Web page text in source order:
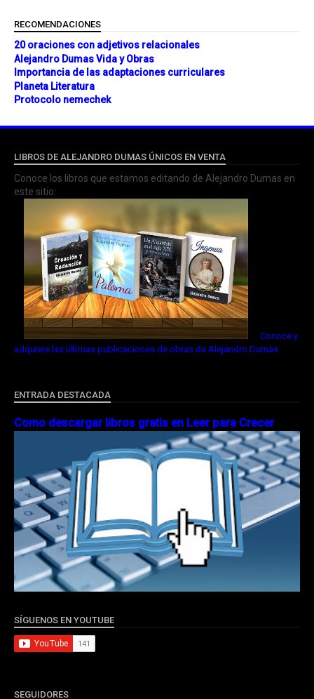
RECOMENDACIONES
20 oraciones con adjetivos relacionales
Alejandro Dumas Vida y Obras
Importancia de las adaptaciones curriculares
Planeta Literatura
Protocolo nemechek
LIBROS DE ALEJANDRO DUMAS ÚNICOS EN VENTA
Conoce los libros que estamos editando de Alejandro Dumas en
este sitio:
Conoce y
adquiere las últimas publicaciones de obras de Alejandro Dumas
ENTRADA DESTACADA
Como descargar libros gratis en Leer para Crecer
SÍGUENOS EN YOUTUBE
SEGUIDORES